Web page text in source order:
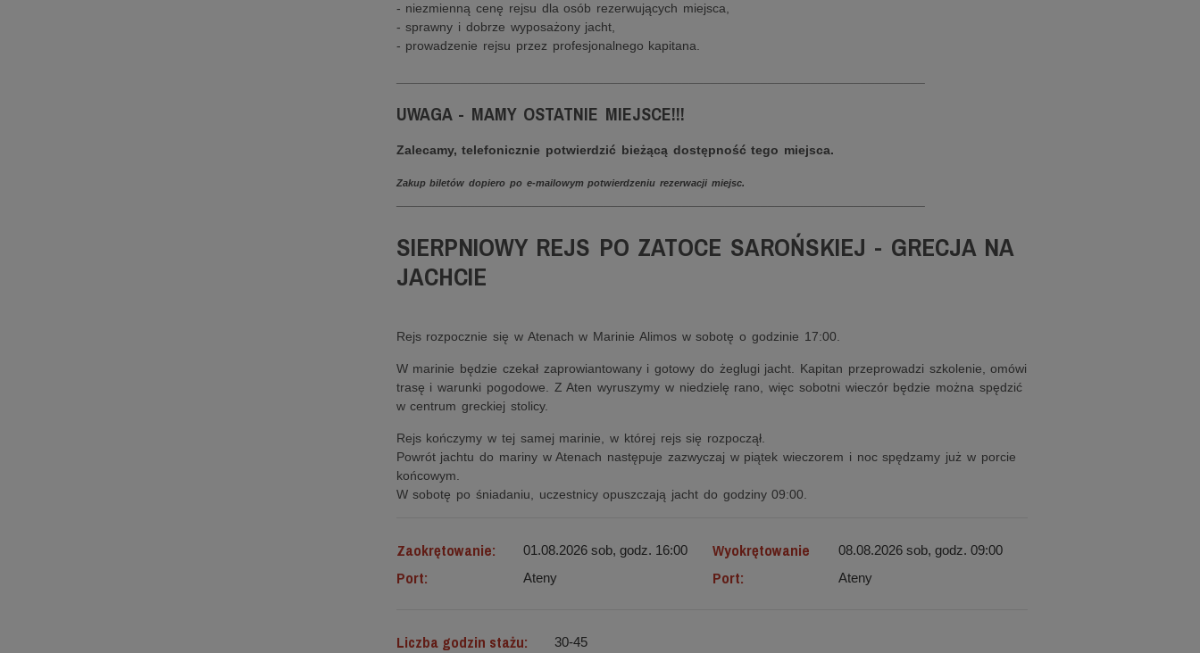
- niezmienną cenę rejsu dla osób rezerwujących miejsca,
- sprawny i dobrze wyposażony jacht,
- prowadzenie rejsu przez profesjonalnego kapitana.
UWAGA - MAMY OSTATNIE MIEJSCE!!!
Zalecamy, telefonicznie potwierdzić bieżącą dostępność tego miejsca.
Zakup biletów dopiero po e-mailowym potwierdzeniu rezerwacji miejsc.
SIERPNIOWY REJS PO ZATOCE SAROŃSKIEJ - GRECJA NA
JACHCIE
Rejs rozpocznie się w Atenach w Marinie Alimos w sobotę o godzinie 17:00.
W marinie będzie czekał zaprowiantowany i gotowy do żeglugi jacht. Kapitan przeprowadzi szkolenie, omówi
trasę i warunki pogodowe. Z Aten wyruszymy w niedzielę rano, więc sobotni wieczór będzie można spędzić
w centrum greckiej stolicy.
Rejs kończymy w tej samej marinie, w której rejs się rozpoczął.
Powrót jachtu do mariny w Atenach następuje zazwyczaj w piątek wieczorem i noc spędzamy już w porcie
końcowym.
W sobotę po śniadaniu, uczestnicy opuszczają jacht do godziny 09:00.
Zaokrętowanie: 01.08.2026 sob, godz. 16:00 Wyokrętowanie 08.08.2026 sob, godz. 09:00
Port: Ateny Port: Ateny
Liczba godzin stażu: 30-45